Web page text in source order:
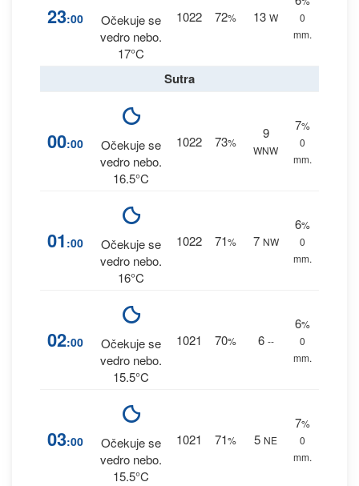
23:00
Očekuje se
vedro nebo.
17°C
1022 72% 13 W
0
mm.
Sutra
00:00
Očekuje se
vedro nebo.
16.5°C
1022 73%
9
WNW
7%
0
mm.
01 :00
Očekuje se
vedro nebo.
16°C
1022 71% 7 NW
6%
0
mm.
02:00
Očekuje se
vedro nebo.
15.5°C
1021 70% 6 --
6%
0
mm.
03:00
Očekuje se
vedro nebo.
15.5°C
1021 71% 5 NE
7%
0
mm.